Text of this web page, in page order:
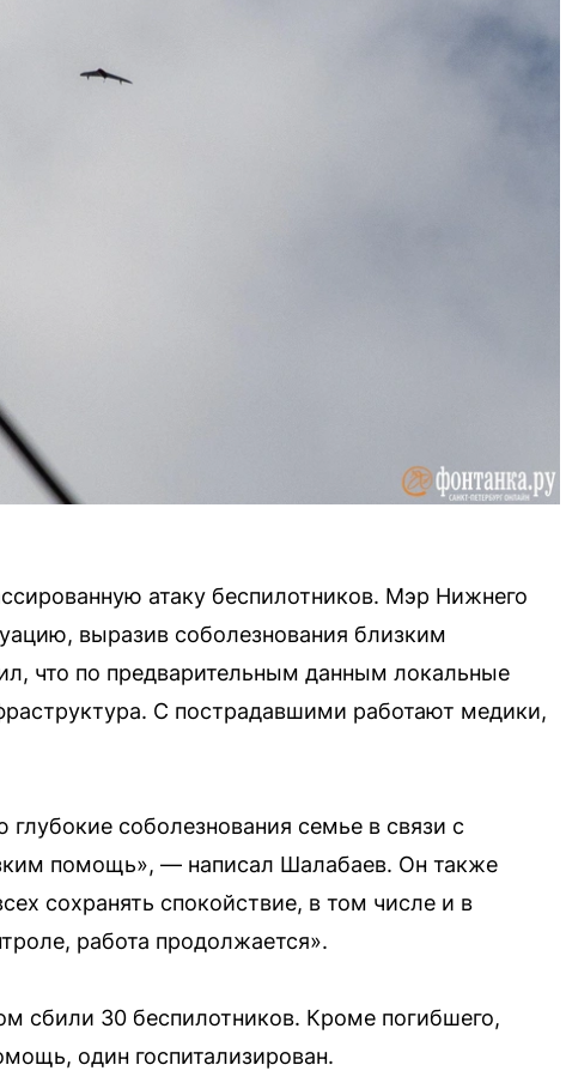
атаку беспилотников. Мэр Нижнего
выразив соболезнования близким
что по предварительным данным локальные
С пострадавшими работают медики,
соболезнования семье в связи с
помощь», — написал Шалабаев. Он также
сохранять спокойствие, в том числе и в
работа продолжается».
сбили 30 беспилотников. Кроме погибшего,
один госпитализирован.